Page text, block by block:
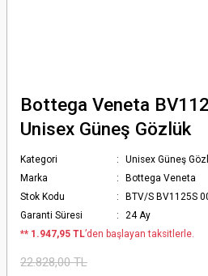
Bottega Veneta
Unisex Güneş Gözlük
Kategori
Unisex Güneş
Marka
Bottega Veneta
Stok Kodu
BTV/S BV1125S
Garanti Süresi
24 Ay
** 1.947,95 TL’den başlayan taksitlerle.
22.828,00 TL